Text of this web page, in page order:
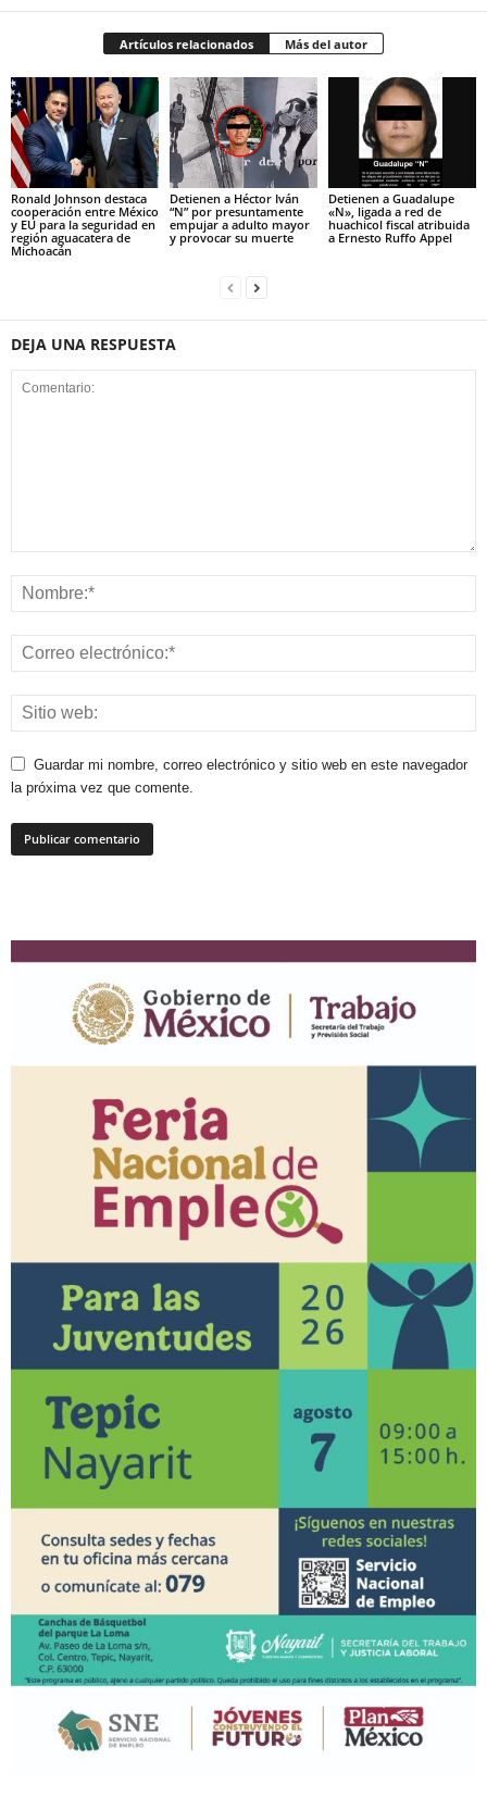
Artículos relacionados Más del autor
Ronald Johnson destaca
cooperación entre México
y EU para la seguridad en
región aguacatera de
Michoacán
Detienen a Héctor Iván
“N” por presuntamente
empujar a adulto mayor
y provocar su muerte
Detienen a Guadalupe
«N», ligada a red de
huachicol fiscal atribuida
a Ernesto Ruffo Appel
DEJA UNA RESPUESTA
Guardar mi nombre, correo electrónico y sitio web en este navegador
la próxima vez que comente.